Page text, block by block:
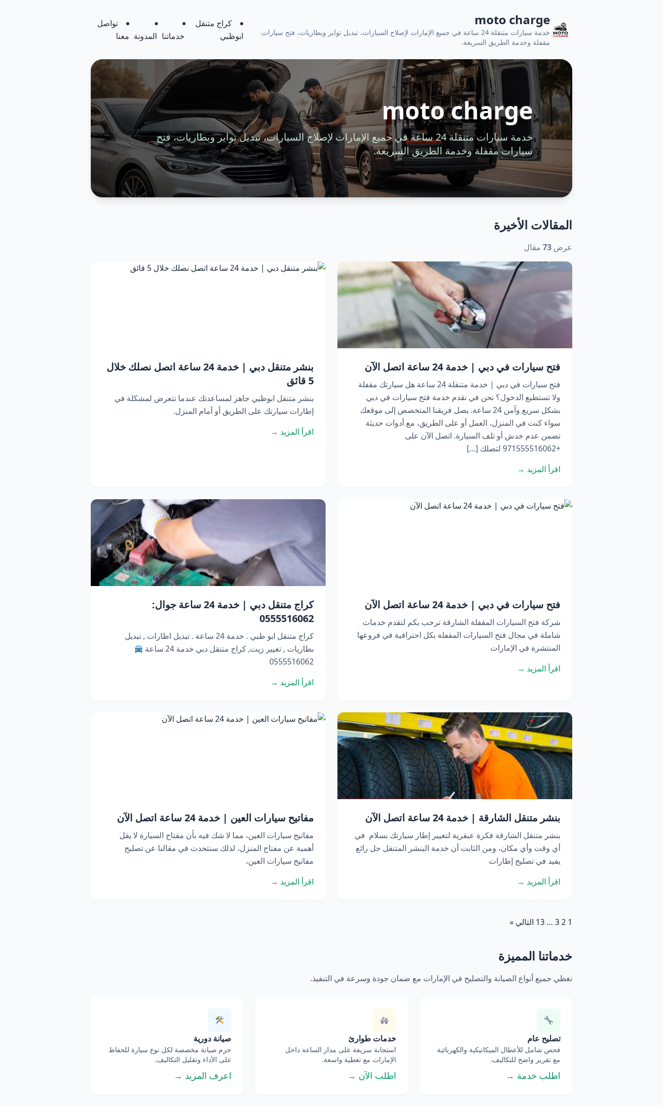
moto charge
خدمة سيارات متنقلة 24 ساعة في جميع الإمارات لإصلاح السيارات، تبديل تواير وبطاريات، فتح سيارات
مقفلة وخدمة الطريق السريعة.
كراج متنقل
ابوظبي
خدماتنا المدونة
تواصل
معنا
moto charge
خدمة سيارات متنقلة 24 ساعة في جميع الإمارات لإصلاح السيارات، تبديل تواير وبطاريات، فتح
سيارات مقفلة وخدمة الطريق السريعة.
المقالات الأخيرة
عرض 73 مقال
فتح سيارات في دبي | خدمة 24 ساعة اتصل الآن
فتح سيارات في دبي | خدمة متنقلة 24 ساعة هل سيارتك مقفلة
ولا تستطيع الدخول؟ نحن في نقدم خدمة فتح سيارات في دبي
بشكل سريع وآمن 24 ساعة. يصل فريقنا المتخصص إلى موقعك
سواء كنت في المنزل، العمل أو على الطريق، مع أدوات حديثة
تضمن عدم خدش أو تلف السيارة. اتصل الآن على
+971555516062 لتصلك […]
اقرأ المزيد →
بنشر متنقل دبي | خدمة 24 ساعة اتصل نصلك خلال
5 قائق
بنشر متنقل ابوظبي جاهز لمساعدتك عندما تتعرض لمشكلة في
إطارات سيارتك على الطريق أو أمام المنزل.
اقرأ المزيد →
فتح سيارات في دبي | خدمة 24 ساعة اتصل الآن
شركة فتح السيارات المقفلة الشارقة ترحب بكم لتقدم خدمات
شاملة في مجال فتح السيارات المقفلة بكل احترافية في فروعها
المنتشرة في الإمارات
اقرأ المزيد →
كراج متنقل دبي | خدمة 24 ساعة جوال:
0555516062
كراج متنقل ابو ظبي . خدمة 24 ساعة . تبديل اطارات , تبديل
بطاريات , تغيير زيت, كراج متنقل دبي خدمة 24 ساعة
0555516062
اقرأ المزيد →
بنشر متنقل الشارقة | خدمة 24 ساعة اتصل الآن
بنشر متنقل الشارقة فكرة عبقرية لتغيير إطار سيارتك بسلام في
أي وقت وأي مكان، ومن الثابت أن خدمة البنشر المتنقل حل رائع
يفيد في تصليح إطارات
اقرأ المزيد →
مفاتيح سيارات العين | خدمة 24 ساعة اتصل الآن
مفاتيح سيارات العين، مما لا شك فيه بأن مفتاح السيارة لا يقل
أهمية عن مفتاح المنزل، لذلك سنتحدث في مقالنا عن تصليح
مفاتيح سيارات العين،
اقرأ المزيد →
1
2
3
…
13 التالي »
خدماتنا المميزة
نغطي جميع أنواع الصيانة والتصليح في الإمارات مع ضمان جودة وسرعة في التنفيذ.
تصليح عام
فحص شامل للأعطال الميكانيكية والكهربائية
مع تقرير واضح للتكاليف.
اطلب خدمة →
خدمات طوارئ
استجابة سريعة على مدار الساعة داخل
الإمارات مع تغطية واسعة.
اطلب الآن →
صيانة دورية
حزم صيانة مخصصة لكل نوع سيارة للحفاظ
على الأداء وتقليل التكاليف.
اعرف المزيد →